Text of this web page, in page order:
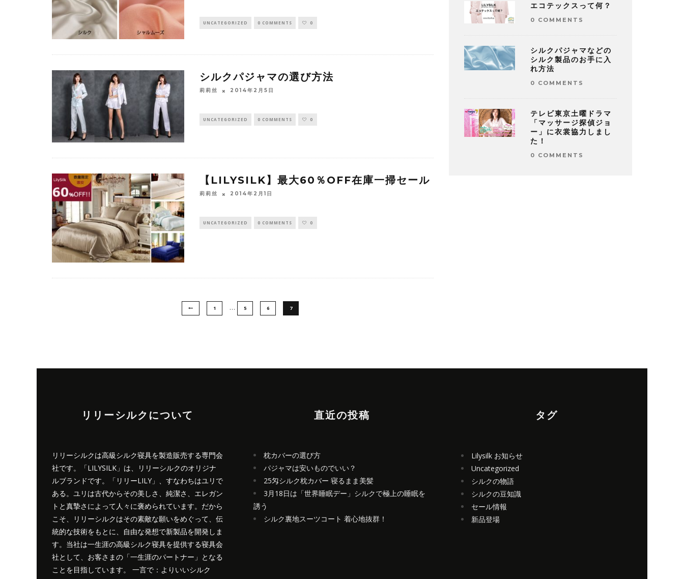
UNCATEGORIZED 0 COMMENTS 0
シルクパジャマの選び方法
莉莉丝 2014年2月5日
UNCATEGORIZED 0 COMMENTS 0
【LILYSILK】最大60％OFF在庫一掃セール
莉莉丝 2014年2月1日
UNCATEGORIZED 0 COMMENTS 0
1 … 5 6 7
エコテックスって何？
0 COMMENTS
シルクパジャマなどの
シルク製品のお手に入
れ方法
0 COMMENTS
テレビ東京土曜ドラマ
「マッサージ探偵ジョ
ー」に衣裳協力しまし
た！
0 COMMENTS
リリーシルクについて
リリーシルクは高級シルク寝具を製造販売する専門会
社です。「LILYSILK」は、リリーシルクのオリジナ
ルブランドです。「リリーLILY」、すなわちはユリで
ある。ユリは古代からその美しさ、純潔さ、エレガン
トと真摯さによって人々に褒められています。だから
こそ、リリーシルクはその素敵な願いをめぐって、伝
統的な技術をもとに、自由な発想で新製品を開発しま
す。当社は一生涯の高級シルク寝具を提供する寝具会
社として、お客さまの「一生涯のパートナー」となる
ことを目指しています。 一言で：よりいいシルク
直近の投稿
枕カバーの選び方
パジャマは安いものでいい？
25匁シルク枕カバー 寝るまま美髪
3月18日は「世界睡眠デー」シルクで極上の睡眠を
誘う
シルク裏地スーツコート 着心地抜群！
タグ
Lilysilk お知らせ
Uncategorized
シルクの物語
シルクの豆知識
セール情報
新品登場